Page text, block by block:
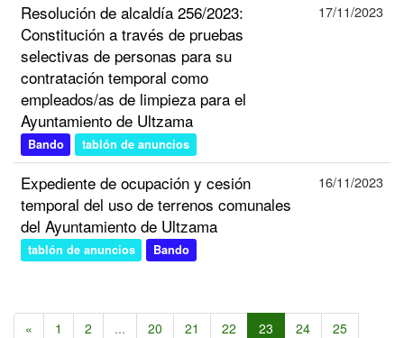
Resolución de alcaldía 256/2023:
Constitución a través de pruebas
selectivas de personas para su
contratación temporal como
empleados/as de limpieza para el
Ayuntamiento de Ultzama
Bando tablón de anuncios
17/11/2023
Expediente de ocupación y cesión
temporal del uso de terrenos comunales
del Ayuntamiento de Ultzama
tablón de anuncios Bando
16/11/2023
« 1 2 ... 20 21 22 23 24
25